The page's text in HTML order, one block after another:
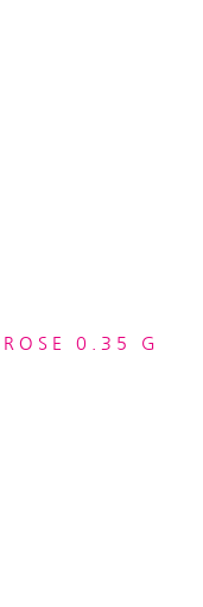
ROSE 0.35 G